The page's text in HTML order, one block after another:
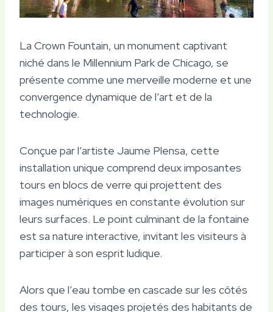
La Crown Fountain, un monument captivant
niché dans le Millennium Park de Chicago, se
présente comme une merveille moderne et une
convergence dynamique de l’art et de la
technologie.
Conçue par l’artiste Jaume Plensa, cette
installation unique comprend deux imposantes
tours en blocs de verre qui projettent des
images numériques en constante évolution sur
leurs surfaces. Le point culminant de la fontaine
est sa nature interactive, invitant les visiteurs à
participer à son esprit ludique.
Alors que l’eau tombe en cascade sur les côtés
des tours, les visages projetés des habitants de